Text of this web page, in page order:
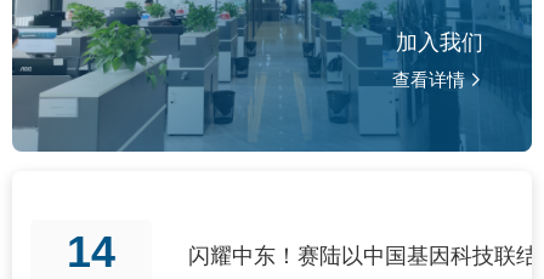
加入我们
查看详情
14 闪耀中东！赛陆以中国基因科技联